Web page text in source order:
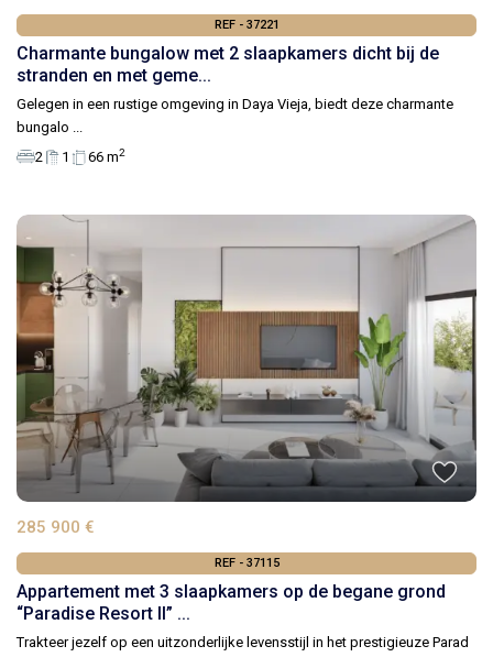
REF - 37221
Charmante bungalow met 2 slaapkamers dicht bij de
stranden en met geme...
Gelegen in een rustige omgeving in Daya Vieja, biedt deze charmante
bungalo
2
1 66 m2
285 900 €
REF - 37115
Appartement met 3 slaapkamers op de begane grond
“Paradise Resort II” ...
Trakteer jezelf op een uitzonderlijke levensstijl in het prestigieuze Parad